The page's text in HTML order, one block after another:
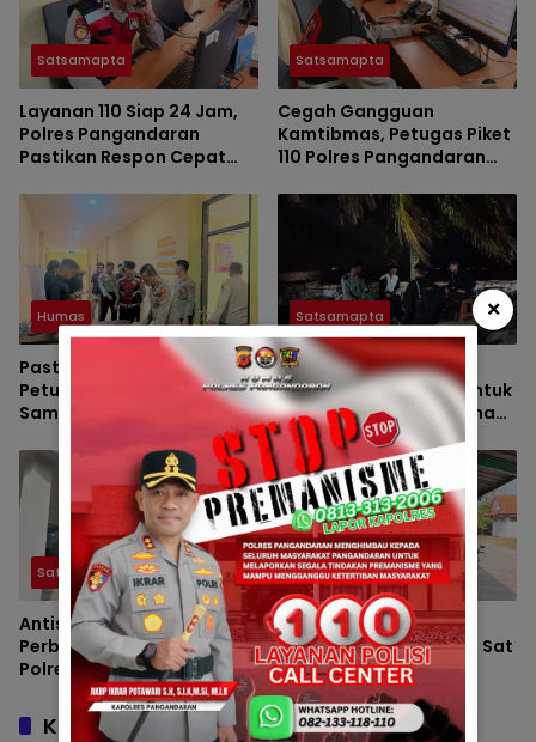
Satsamapta
Layanan 110 Siap 24 Jam,
Polres Pangandaran
Pastikan Respon Cepat
Masyarakat
Satsamapta
Cegah Gangguan
Kamtibmas, Petugas Piket
110 Polres Pangandaran
Layanan Darurat
Humas
Pastikan Aman dan Steril,
Petugas Piket Sat
Samapta Polres
Pangandaran Cek Rutin
Ruang Tahanan
Satsamapta
utama Sat Samapta
Polres Pangandaran untuk
menghadirkan rasa aman
dan tertib bagi seluruh
masyarakat Kabupaten
Pangandaran.
Satsamapta
Antisipasi Kejahatan
Perbankan, Sat Samapta
Polres Pangandaran
Perketat Patroli Objek
Vital Bank
Satsamapta
Sapa Warga di Pusat
Keramaian, Tim Patroli Sat
Samapta Polres
Pangandaran Pastikan
Aktivitas Siang Hari Aman
Komentar
×